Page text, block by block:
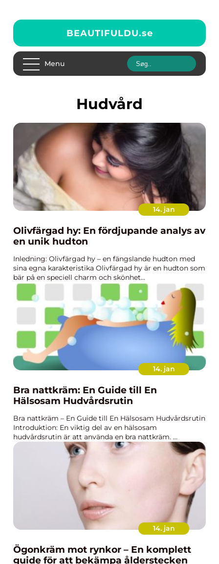
BEAUTIFULDU.se
Menu
Hudvård
14. jan
Olivfärgad hy: En fördjupande analys av
en unik hudton
Inledning: Olivfärgad hy – en fängslande hudton med
sina egna karakteristika Olivfärgad hy är en hudton som
bär på en speciell charm och skönhet...
14. jan
Bra nattkräm: En Guide till En
Hälsosam Hudvårdsrutin
Bra nattkräm – En Guide till En Hälsosam Hudvårdsrutin
Introduktion: En viktig del av en hälsosam
hudvårdsrutin är att använda en bra nattkräm. ...
14. jan
Ögonkräm mot rynkor – En komplett
guide för att bekämpa ålderstecken